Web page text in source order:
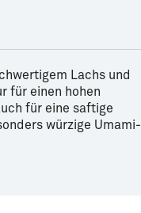
Lachs und
für einen hohen
für eine saftige
würzige Umami-